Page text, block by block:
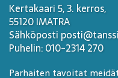
Kertakaari 5, 3. kerros,
55120 IMATRA
Sähköposti
Puhelin: 010-2314 270
Parhaiten tavoitat